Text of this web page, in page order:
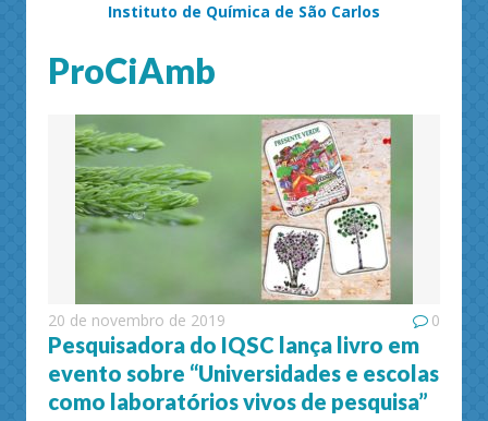
Instituto de Química de São Carlos
ProCiAmb
20 de novembro de 2019 0
Pesquisadora do IQSC lança livro em
evento sobre “Universidades e escolas
como laboratórios vivos de pesquisa”